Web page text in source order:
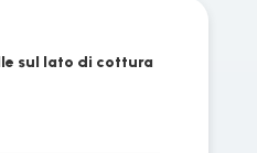
sul lato di cottura